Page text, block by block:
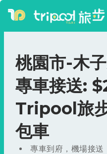
桃園市-木
專車接送:
Tripool旅
包車
專車到府，機場接送